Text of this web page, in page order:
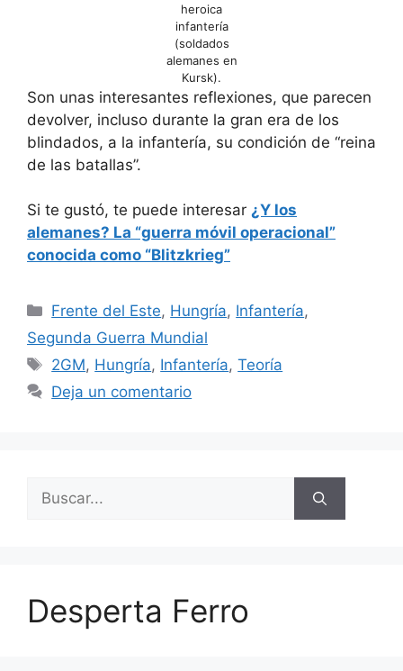
heroica
infantería
(soldados
alemanes en
Kursk).
Son unas interesantes reflexiones, que parecen
devolver, incluso durante la gran era de los
blindados, a la infantería, su condición de “reina
de las batallas”.
Si te gustó, te puede interesar ¿Y los
alemanes? La “guerra móvil operacional”
conocida como “Blitzkrieg”
Categorías
Frente del Este, Hungría, Infantería,
Segunda Guerra Mundial
Etiquetas
2GM, Hungría, Infantería,Teoría
Deja un comentario
Buscar:
Desperta Ferro